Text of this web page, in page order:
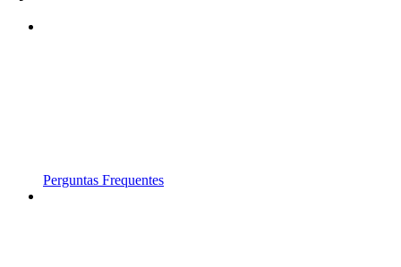
Perguntas Frequentes